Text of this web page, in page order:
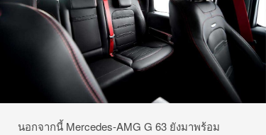
นอกจากนี้ Mercedes-AMG G 63 ยังมาพร้อม